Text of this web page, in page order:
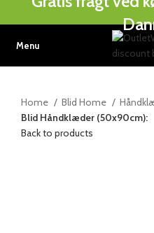
Menu
Home Blid Home
Blid Håndklæder (50x90cm):
Back to products